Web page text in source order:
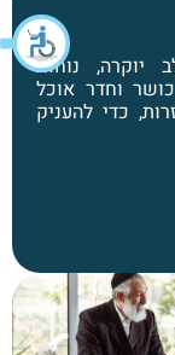
יוקרה, נוחות
וחדר אוכל
כדי להעניק